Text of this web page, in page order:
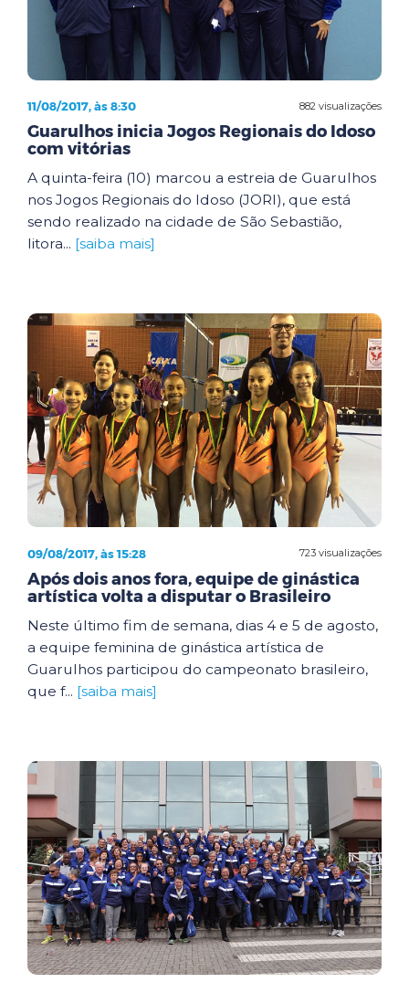
882 visualizações
11/08/2017, às 8:30
Guarulhos inicia Jogos Regionais do Idoso
com vitórias
A quinta-feira (10) marcou a estreia de Guarulhos
nos Jogos Regionais do Idoso (JORI), que está
sendo realizado na cidade de São Sebastião,
litora... [saiba mais]
723 visualizações
09/08/2017, às 15:28
Após dois anos fora, equipe de ginástica
artística volta a disputar o Brasileiro
Neste último fim de semana, dias 4 e 5 de agosto,
a equipe feminina de ginástica artística de
Guarulhos participou do campeonato brasileiro,
que f... [saiba mais]